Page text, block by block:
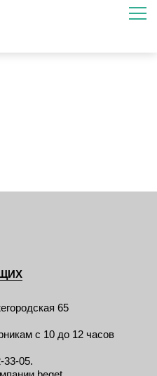
65
с 10 до 12 часов
33-05.